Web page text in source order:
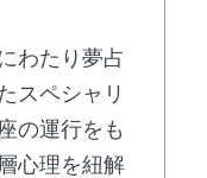
わたり夢占
スペシャリ
の運行をも
心理を紐解